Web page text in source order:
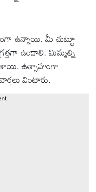
ఉన్నాయి. మీ చుట్టూ
ఉండాలి. మిమ్మల్ని
ఉత్సాహంగా
వింటారు.